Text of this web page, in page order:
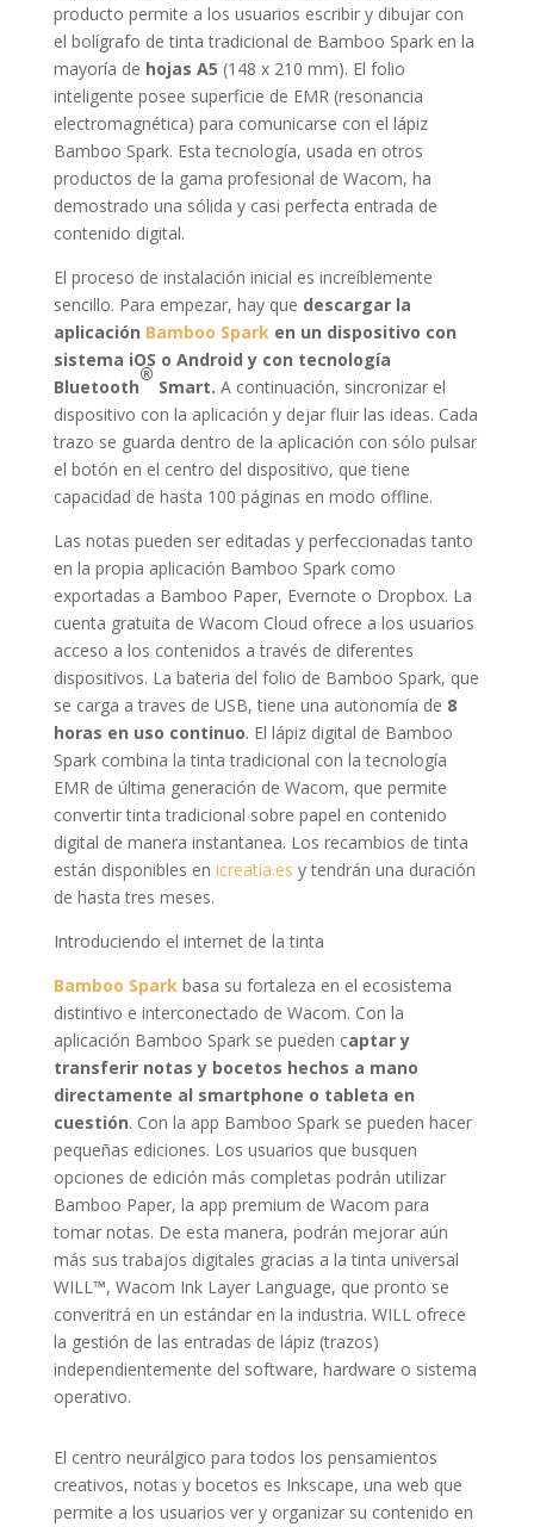
producto permite a los usuarios escribir y dibujar con
el bolígrafo de tinta tradicional de Bamboo Spark en la
mayoría de hojas A5 (148 x 210 mm). El folio
inteligente posee superficie de EMR (resonancia
electromagnética) para comunicarse con el lápiz
Bamboo Spark. Esta tecnología, usada en otros
productos de la gama profesional de Wacom, ha
demostrado una sólida y casi perfecta entrada de
contenido digital.
El proceso de instalación inicial es increíblemente
sencillo. Para empezar, hay que descargar la
aplicación Bamboo Sparken un dispositivo con
sistema iOS o Android y con tecnología
Bluetooth
®
Smart. A continuación, sincronizar el
dispositivo con la aplicación y dejar fluir las ideas. Cada
trazo se guarda dentro de la aplicación con sólo pulsar
el botón en el centro del dispositivo, que tiene
capacidad de hasta 100 páginas en modo offline.
Las notas pueden ser editadas y perfeccionadas tanto
en la propia aplicación Bamboo Spark como
exportadas a Bamboo Paper, Evernote o Dropbox. La
cuenta gratuita de Wacom Cloud ofrece a los usuarios
acceso a los contenidos a través de diferentes
dispositivos. La bateria del folio de Bamboo Spark, que
se carga a traves de USB, tiene una autonomía de 8
horas en uso continuo. El lápiz digital de Bamboo
Spark combina la tinta tradicional con la tecnología
EMR de última generación de Wacom, que permite
convertir tinta tradicional sobre papel en contenido
digital de manera instantanea. Los recambios de tinta
están disponibles en icreatia.es y tendrán una duración
de hasta tres meses.
Introduciendo el internet de la tinta
Bamboo Sparkbasa su fortaleza en el ecosistema
distintivo e interconectado de Wacom. Con la
aplicación Bamboo Spark se pueden captar y
transferir notas y bocetos hechos a mano
directamente al smartphone o tableta en
cuestión. Con la app Bamboo Spark se pueden hacer
pequeñas ediciones. Los usuarios que busquen
opciones de edición más completas podrán utilizar
Bamboo Paper, la app premium de Wacom para
tomar notas. De esta manera, podrán mejorar aún
más sus trabajos digitales gracias a la tinta universal
WILL™, Wacom Ink Layer Language, que pronto se
converitrá en un estándar en la industria. WILL ofrece
la gestión de las entradas de lápiz (trazos)
independientemente del software, hardware o sistema
operativo.
El centro neurálgico para todos los pensamientos
creativos, notas y bocetos es Inkscape, una web que
permite a los usuarios ver y organizar su contenido en